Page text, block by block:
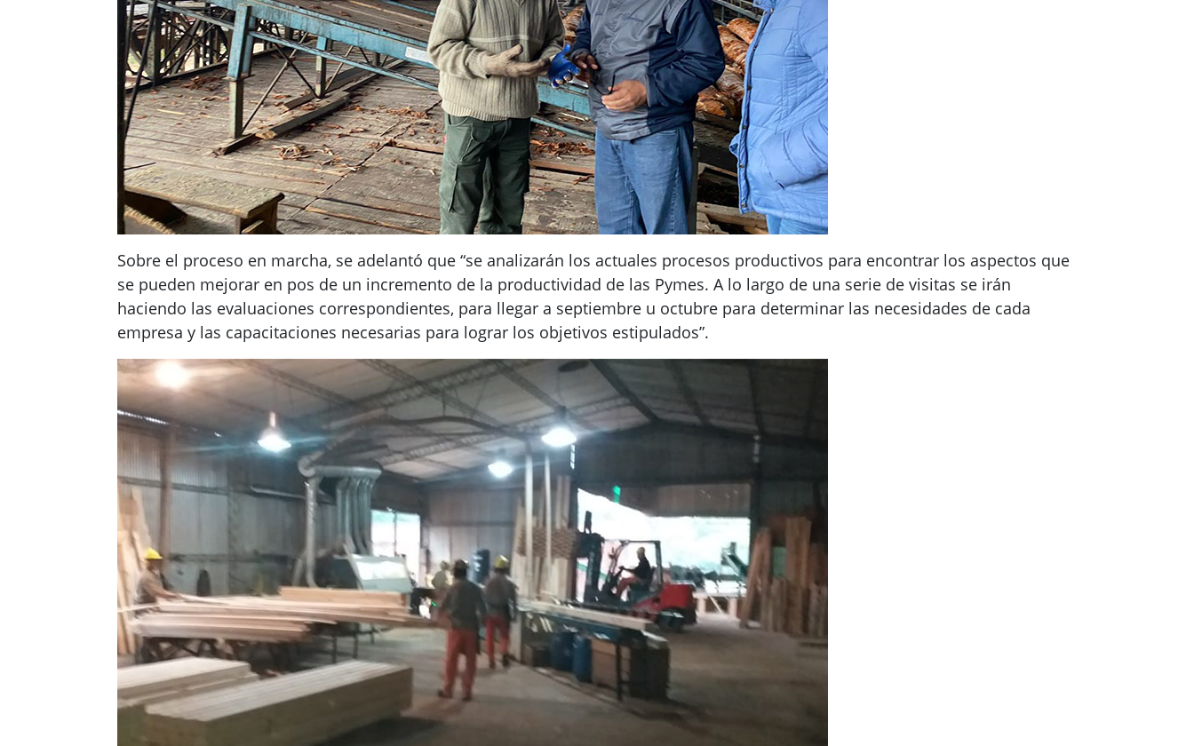
Sobre el proceso en marcha, se adelantó que “se analizarán los actuales procesos productivos para encontrar los aspectos que
se pueden mejorar en pos de un incremento de la productividad de las Pymes. A lo largo de una serie de visitas se irán
haciendo las evaluaciones correspondientes, para llegar a septiembre u octubre para determinar las necesidades de cada
empresa y las capacitaciones necesarias para lograr los objetivos estipulados”.